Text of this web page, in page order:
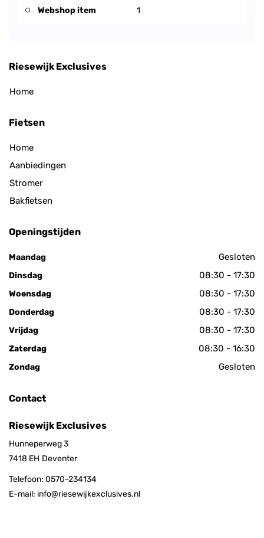
Webshop item 1
Riesewijk Exclusives
Home
Fietsen
Home
Aanbiedingen
Stromer
Bakfietsen
Openingstijden
Maandag Gesloten
Dinsdag 08:30 - 17:30
Woensdag 08:30 - 17:30
Donderdag 08:30 - 17:30
Vrijdag 08:30 - 17:30
Zaterdag 08:30 - 16:30
Zondag Gesloten
Contact
Riesewijk Exclusives
Hunneperweg 3
7418 EH Deventer
Telefoon: 0570-234134
E-mail: info@riesewijkexclusives.nl